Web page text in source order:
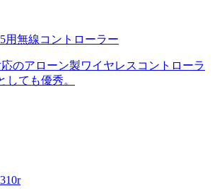
用無線コントローラー
のアローン製ワイヤレスコントローラ
しても優秀。